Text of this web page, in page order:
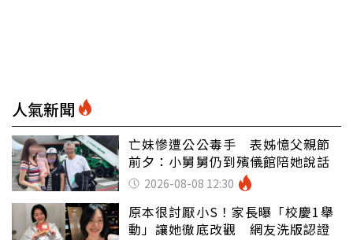
人氣新聞
亡妹慘遭公公毒手 表姊憶父親節
前夕：小舅舅仍到殯儀館陪她說話
2026-08-08 12:30
原本很討厭小S！家長曝「校慶1舉
動」讓她徹底改觀 網友洗版認證